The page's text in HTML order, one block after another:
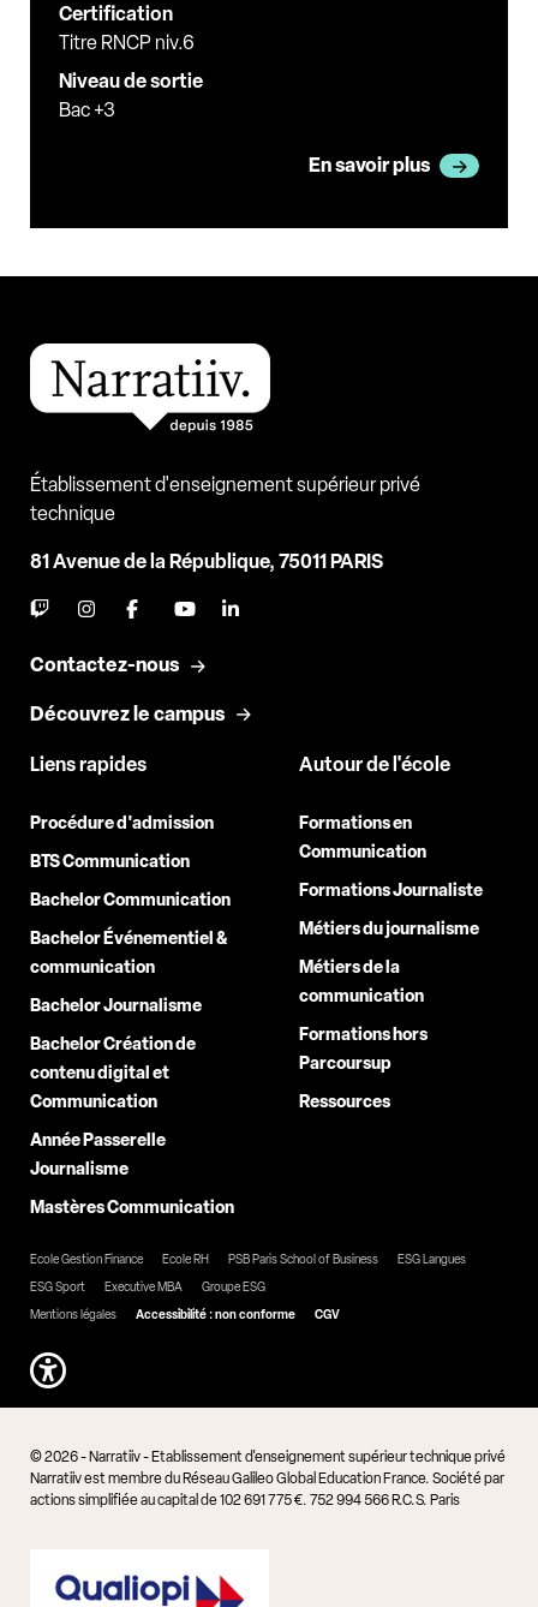
Certification
Titre RNCP niv.6
Niveau de sortie
Bac +3
En savoir plus
Établissement d'enseignement supérieur privé
technique
81 Avenue de la République, 75011 PARIS
Contactez-nous
Découvrez le campus
Liens rapides
Procédure d'admission
BTS Communication
Bachelor Communication
Bachelor Événementiel &
communication
Bachelor Journalisme
Bachelor Création de
contenu digital et
Communication
Année Passerelle
Journalisme
Mastères Communication
Autour de l'école
Formations en
Communication
Formations Journaliste
Métiers du journalisme
Métiers de la
communication
Formations hors
Parcoursup
Ressources
Ecole Gestion Finance Ecole RH PSB Paris School of Business
ESG Langues
ESG Sport
Executive MBA
Groupe ESG
Mentions légales
Accessibilité : non conforme CGV
© 2026 - Narratiiv - Etablissement d'enseignement supérieur technique privé
Narratiiv est membre du Réseau Galileo Global Education France. Société par
actions simplifiée au capital de 102 691 775 €. 752 994 566 R.C.S. Paris